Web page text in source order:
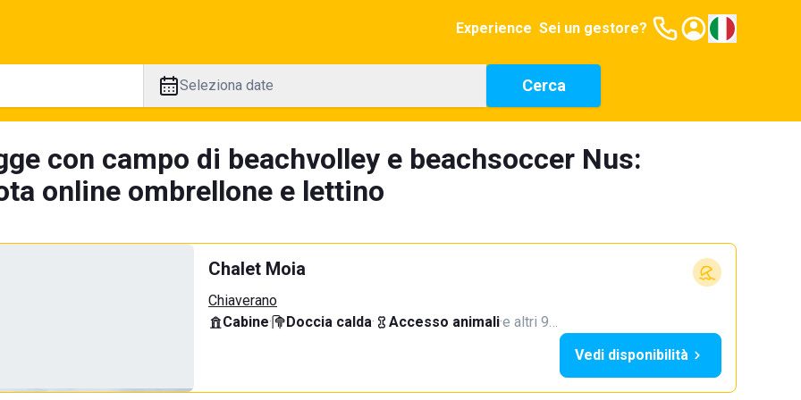
Experience Sei un gestore?
Seleziona date Cerca
con campo di beachvolley e beachsoccer Nus:
online ombrellone e lettino
Chalet Moia
Chiaverano
Cabine· Doccia calda· Accesso animali·e altri 9…
Vedi disponibilità